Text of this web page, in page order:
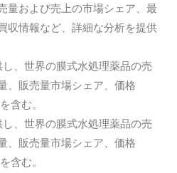
量および売上の市場シェア、最
収情報など、詳細な分析を提供
、世界の膜式水処理薬品の売
、販売量市場シェア、価格
含む。
、世界の膜式水処理薬品の売
、販売量市場シェア、価格
含む。